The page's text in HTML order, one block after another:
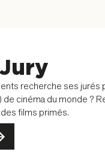
recherche ses jurés
cinéma du monde ?
films primés.